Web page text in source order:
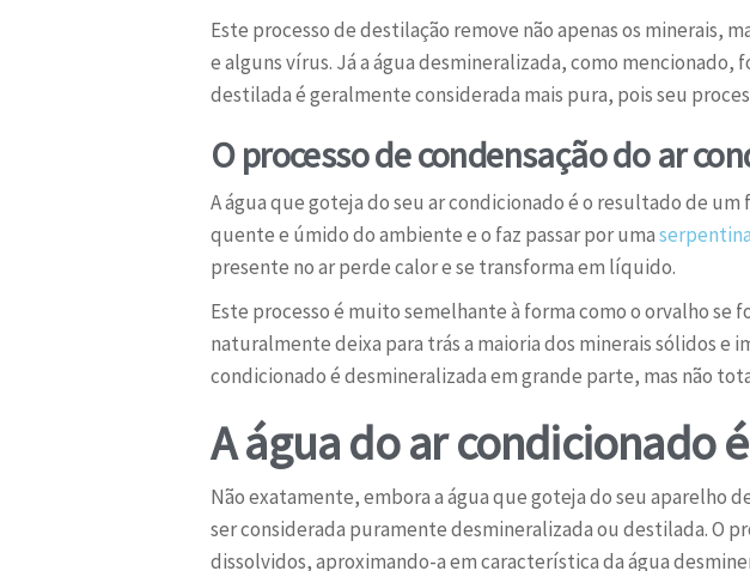
Este processo de destilação remove não apenas os minerais,
e alguns vírus. Já a água desmineralizada, como mencionado,
destilada é geralmente considerada mais pura, pois seu
O processo de condensação do ar
A água que goteja do seu ar condicionado é o resultado de
quente e úmido do ambiente e o faz passar por uma
presente no ar perde calor e se transforma em líquido.
Este processo é muito semelhante à forma como o orvalho se
naturalmente deixa para trás a maioria dos minerais sólidos e
condicionado é desmineralizada em grande parte, mas não
A água do ar condicionado
Não exatamente, embora a água que goteja do seu aparelho
ser considerada puramente desmineralizada ou destilada. O
dissolvidos, aproximando-a em característica da água